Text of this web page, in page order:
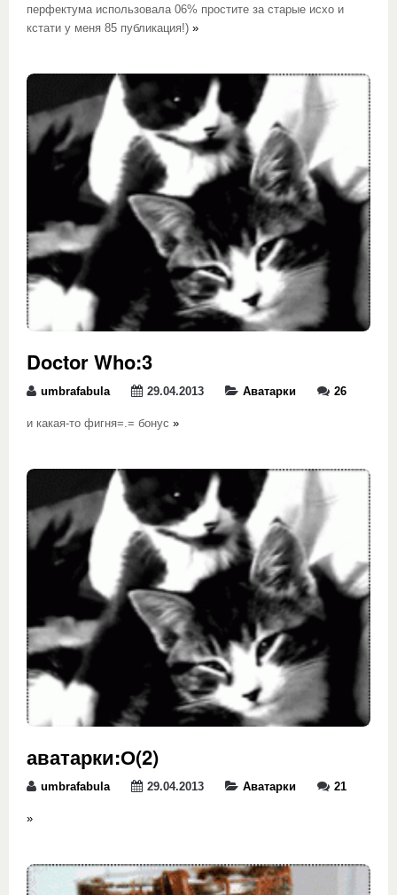
перфектума использовала 06% простите за старые исхо и
кстати у меня 85 публикация!) »
Doctor Who:3
umbrafabula 29.04.2013 Аватарки 26
и какая-то фигня=.= бонус »
аватарки:О(2)
umbrafabula 29.04.2013 Аватарки 21
»